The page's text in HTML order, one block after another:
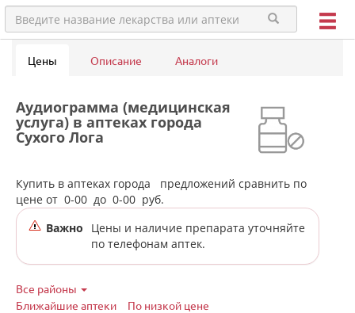
Цены Описание Аналоги
Аудиограмма (медицинская
услуга) в аптеках города
Сухого Лога
Купить в аптеках города
предложений сравнить по
цене от 0-00 до 0-00 руб.
Важно
Цены и наличие препарата уточняйте
по телефонам аптек.
Все районы
Ближайшие аптеки
По низкой цене